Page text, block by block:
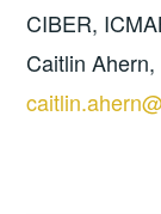
CIBER,
Caitlin